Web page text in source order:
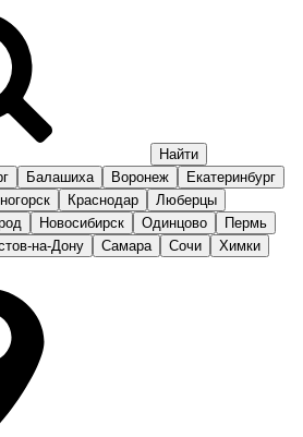
Балашиха Воронеж
Екатеринбург
Краснодар
Люберцы
Новосибирск Одинцово
Пермь
на-Дону Самара Сочи
Химки